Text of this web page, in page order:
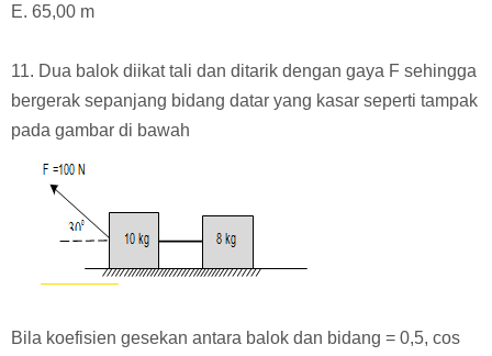
E. 65,00 m
11. Dua balok diikat tali dan ditarik dengan gaya F sehingga
bergerak sepanjang bidang datar yang kasar seperti tampak
pada gambar di bawah
Bila koefisien gesekan antara balok dan bidang = 0,5, cos